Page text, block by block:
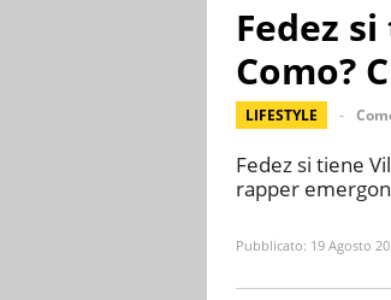
Fedez
Como?
LIFESTYLE
Fedez si tiene
rapper
Pubblicato: 19 Agosto